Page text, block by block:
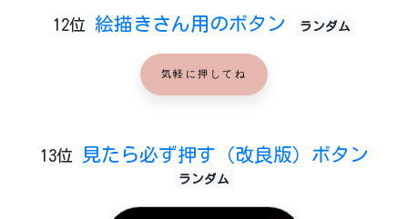
12位 絵描きさん用のボタン ランダム
気軽に押してね
13位 見たら必ず押す（改良版）ボタン
ランダム